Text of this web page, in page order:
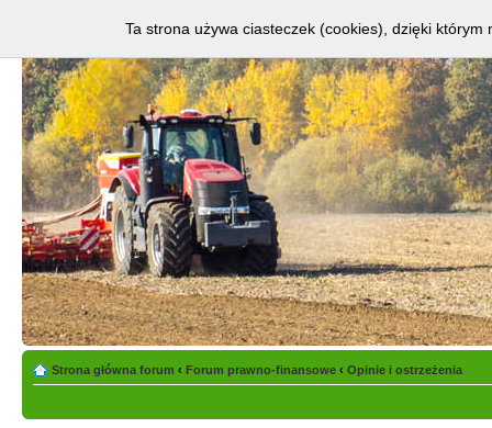
Strona główna forum ‹ Forum prawno-finansowe ‹ Opinie i ostrzeżenia
Ta strona używa ciasteczek (cookies), dzięki którym